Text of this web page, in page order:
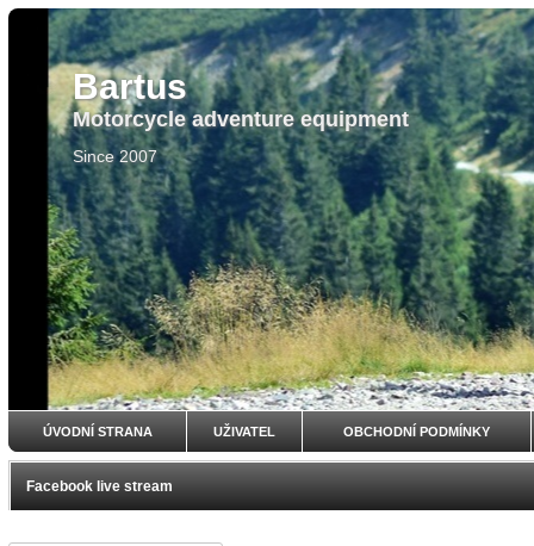
Bartus
Motorcycle adventure equipment
Since 2007
ÚVODNÍ STRANA UŽIVATEL OBCHODNÍ PODMÍNKY
Facebook live stream